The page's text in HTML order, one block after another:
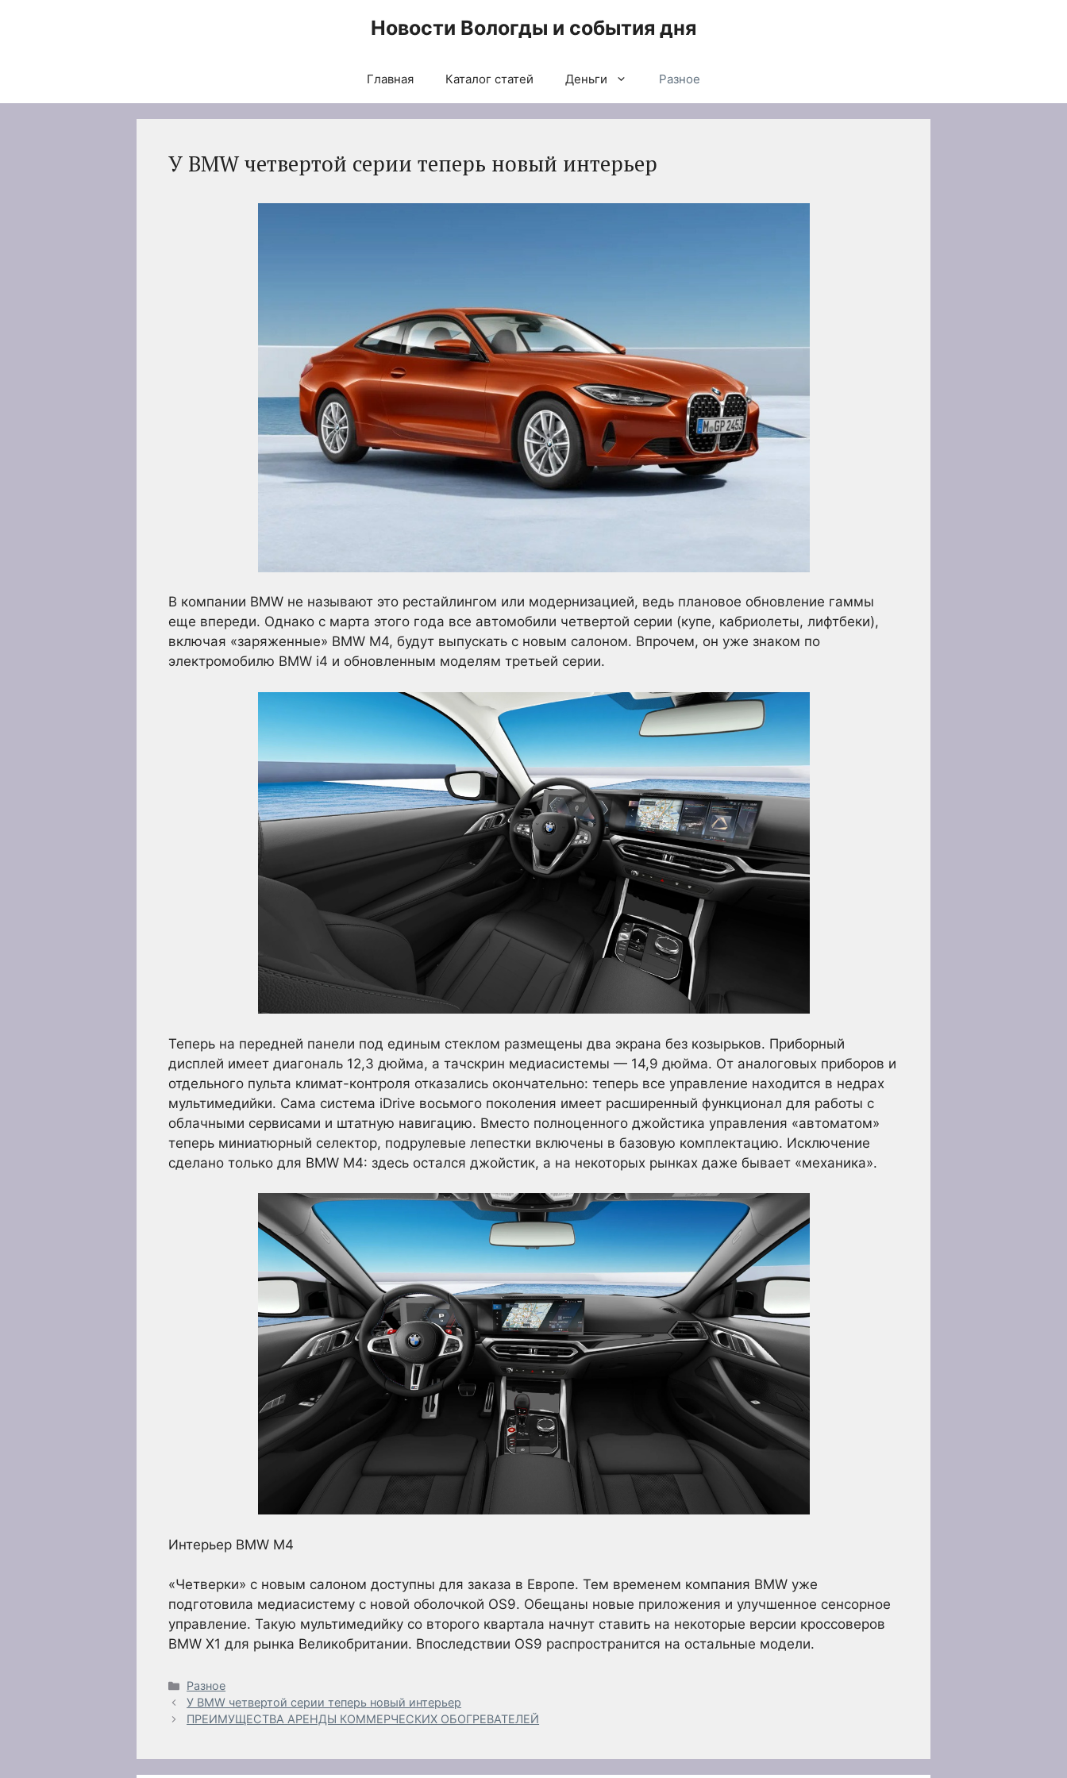
Новости Вологды и события дня
Главная Каталог статей Деньги Разное
У BMW четвертой серии теперь новый интерьер
В компании BMW не называют это рестайлингом или модернизацией, ведь плановое обновление гаммы
еще впереди. Однако с марта этого года все автомобили четвертой серии (купе, кабриолеты, лифтбеки),
включая «заряженные» BMW M4, будут выпускать с новым салоном. Впрочем, он уже знаком по
электромобилю BMW i4 и обновленным моделям третьей серии.
Теперь на передней панели под единым стеклом размещены два экрана без козырьков. Приборный
дисплей имеет диагональ 12,3 дюйма, а тачскрин медиасистемы — 14,9 дюйма. От аналоговых приборов и
отдельного пульта климат-контроля отказались окончательно: теперь все управление находится в недрах
мультимедийки. Сама система iDrive восьмого поколения имеет расширенный функционал для работы с
облачными сервисами и штатную навигацию. Вместо полноценного джойстика управления «автоматом»
теперь миниатюрный селектор, подрулевые лепестки включены в базовую комплектацию. Исключение
сделано только для BMW M4: здесь остался джойстик, а на некоторых рынках даже бывает «механика».
Интерьер BMW M4
«Четверки» с новым салоном доступны для заказа в Европе. Тем временем компания BMW уже
подготовила медиасистему с новой оболочкой OS9. Обещаны новые приложения и улучшенное сенсорное
управление. Такую мультимедийку со второго квартала начнут ставить на некоторые версии кроссоверов
BMW X1 для рынка Великобритании. Впоследствии OS9 распространится на остальные модели.
Рубрики
Разное
У BMW четвертой серии теперь новый интерьер
ПРЕИМУЩЕСТВА АРЕНДЫ КОММЕРЧЕСКИХ ОБОГРЕВАТЕЛЕЙ